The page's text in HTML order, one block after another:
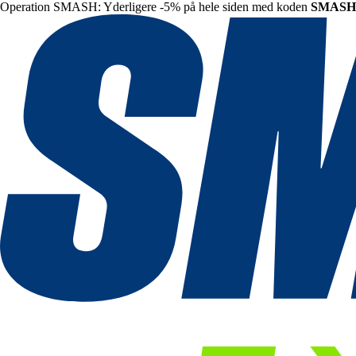
Operation SMASH: Yderligere -5% på hele siden med koden